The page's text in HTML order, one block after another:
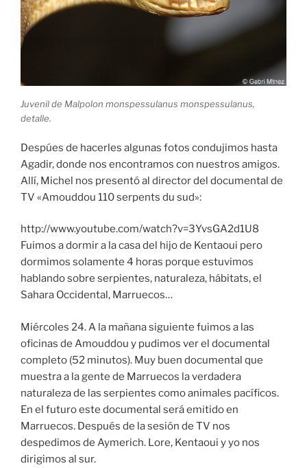
Juvenil de Malpolon monspessulanus monspessulanus,
detalle.
Despúes de hacerles algunas fotos condujimos hasta
Agadir, donde nos encontramos con nuestros amigos.
Allí, Michel nos presentó al director del documental de
TV «Amouddou 110 serpents du sud»:
http://www.youtube.com/watch?v=3YvsGA2d1U8
Fuimos a dormir a la casa del hijo de Kentaoui pero
dormimos solamente 4 horas porque estuvimos
hablando sobre serpientes, naturaleza, hábitats, el
Sahara Occidental, Marruecos…
Miércoles 24. A la mañana siguiente fuimos a las
oficinas de Amouddou y pudimos ver el documental
completo (52 minutos). Muy buen documental que
muestra a la gente de Marruecos la verdadera
naturaleza de las serpientes como animales pacíficos.
En el futuro este documental será emitido en
Marruecos. Después de la sesión de TV nos
despedimos de Aymerich. Lore, Kentaoui y yo nos
dirigimos al sur.